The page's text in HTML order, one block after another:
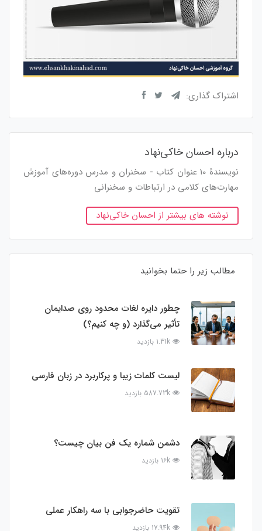
اشتراک گذاری:
درباره احسان خاکی‌نهاد
نویسندۀ 10 عنوان کتاب - سخنران و مدرس دوره‌های آموزش
مهارت‌های کلامی در ارتباطات و سخنرانی
نوشته های بیشتر از احسان خاکی‌نهاد
مطالب زیر را حتما بخوانید
چطور دایره لغات محدود روی صدایمان
تأثیر می‌گذارد (و چه کنیم؟)
لیست کلمات زیبا و پرکاربرد در زبان فارسی
دشمن شماره یک فن بیان چیست؟
تقویت حاضرجوابی با سه راهکار عملی